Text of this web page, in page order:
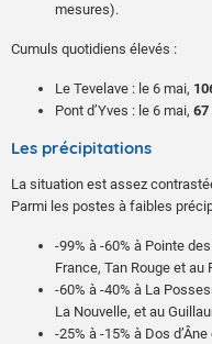
mesures).
Cumuls quotidiens élevés :
Le Tevelave : le 6 mai,
Pont d’Yves : le 6 mai, 67
+28,1°Cle 27 (journée la
+25,5°C le 7 (nuit la plus
+1,4°C le 25 (nuit la plus
85 km/h à Pointe des
76 km/hà Pierrefonds-
73 km/hà St-Benoît le 6 ;
72 km/hà St-Denis le 30
67 km/h à la Plaine des
65 km/h
au Maïdo le 23.
Les précipitations
La situation est assez
Parmi les postes à faibles
-99% à -60% à Pointe
France, Tan Rouge et au
-60% à -40% à La
La Nouvelle, et au
-25% à -15% à Dos